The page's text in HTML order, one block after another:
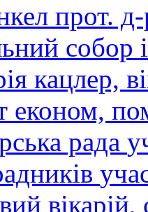
прот.
собор
кацлер,
економ,
рада
вікарій,